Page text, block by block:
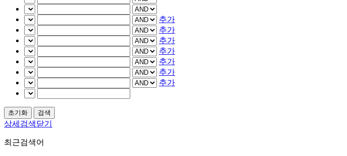
추가
추가
추가
추가
추가
추가
추가
상세검색닫기
최근검색어